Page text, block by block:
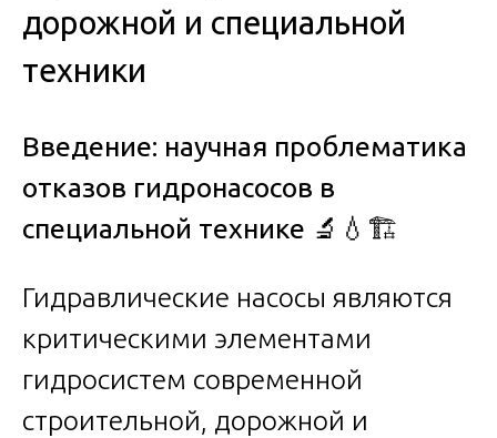
дорожной и специальной
техники
Введение: научная проблематика
отказов гидронасосов в
специальной технике 🔬💧🏗️
Гидравлические насосы являются
критическими элементами
гидросистем современной
строительной, дорожной и